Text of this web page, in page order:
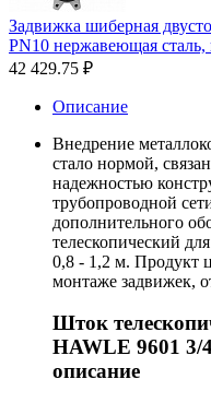
Задвижка шиберная
PN10 нержавеющая сталь,
42 429.75 ₽
Описание
Внедрение
стало нормой,
надежностью
трубопроводной
дополнительного
телескопический
0,8 - 1,2 м. Продукт
монтаже задвижек,
Шток
HAWLE 9601 3/
описание